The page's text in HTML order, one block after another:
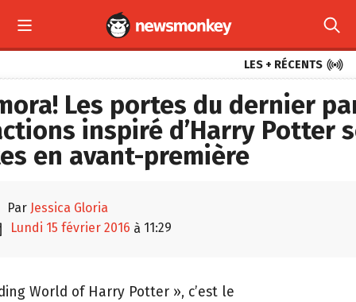
 
LES + RÉCENTS 
Les portes du dernier
inspiré d’Harry Potter
en avant-première
par Jessica Gloria
lundi 15 février 2016 à 11:29
World of Harry Potter », c’est le